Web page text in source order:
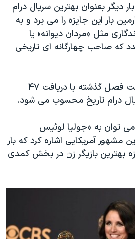
چین
دیگر بعنوان بهترین سریال درام
بار این جایزه را می برد و به
مثل «مردان دیوانه» یا
که صاحب چهارگانه ای تاریخی
بازی تاج و تخت در هفت فصل گذشته با دریافت ۴۷
درام تاریخ محسوب می شود.
توان به «جولیا لوئیس
مشهور آمریکایی اشاره کرد که بار
بهترین بازیگر زن در بخش کمدی